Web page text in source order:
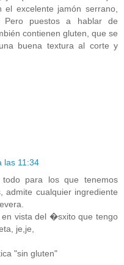
excelente jamón serrano,
puestos a hablar de
contienen gluten, que se
buena textura al corte y
las 11:34
para los que tenemos
cualquier ingrediente
vista del �sxito que tengo
je,je,
"sin gluten"